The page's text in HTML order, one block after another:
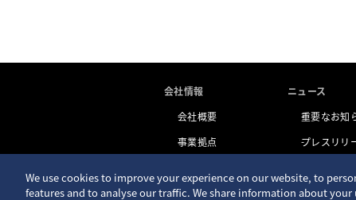
会社情報
会社概要
事業拠点
ニュース
重要なお知
プレスリリ
We use cookies to improve your experience on our website, to
features and to analyse our traffic. We share information about